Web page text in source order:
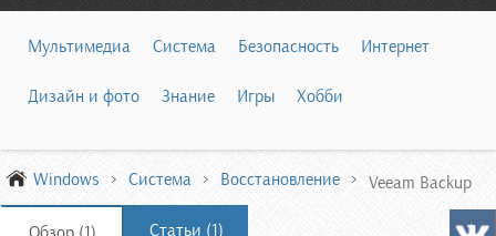
Мультимедиа Система Безопасность Интернет
Дизайн и фото Знание Игры Хобби
Windows Система Восстановление Veeam Backup
Статьи (1)